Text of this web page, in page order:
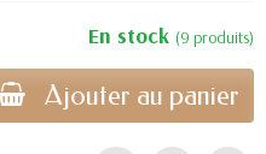
En stock (9 produits)
Ajouter au panier